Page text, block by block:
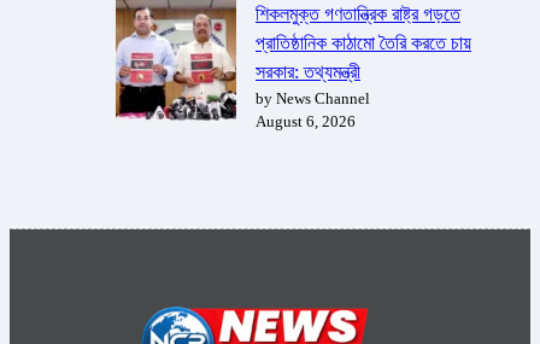
শিকলমুক্ত গণতান্ত্রিক রাষ্ট্র গড়তে
প্রাতিষ্ঠানিক কাঠামো তৈরি করতে চায়
সরকার: তথ্যমন্ত্রী
by News Channel
August 6, 2026